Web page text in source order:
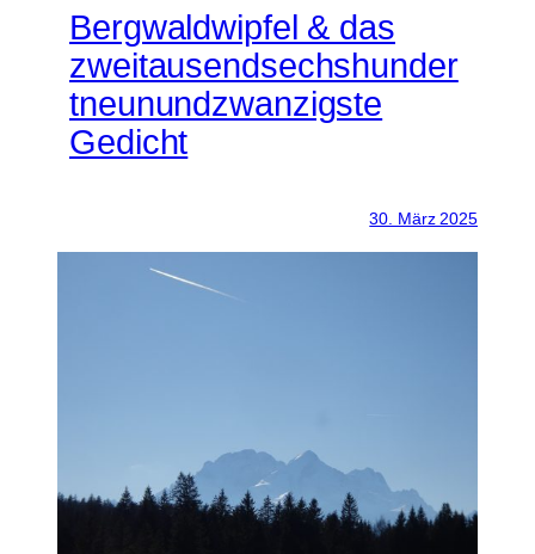
Bergwaldwipfel & das
zweitausendsechshunder
tneunundzwanzigste
Gedicht
30. März 2025